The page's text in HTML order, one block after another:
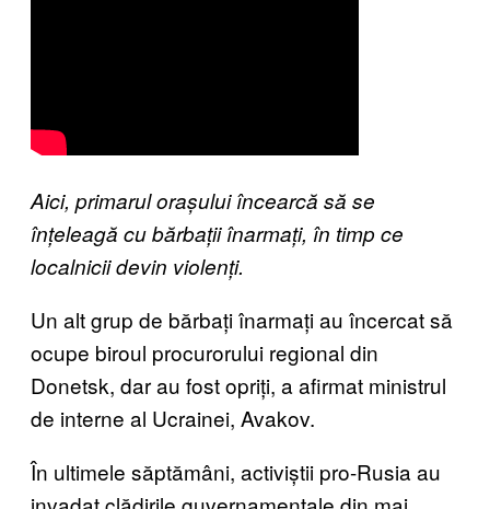
Aici, primarul orașului încearcă să se
înțeleagă cu bărbații înarmați, în timp ce
localnicii devin violenți.
Un alt grup de bărbați înarmați au încercat să
ocupe biroul procurorului regional din
Donetsk, dar au fost opriți, a afirmat ministrul
de interne al Ucrainei, Avakov.
În ultimele săptămâni, activiștii pro-Rusia au